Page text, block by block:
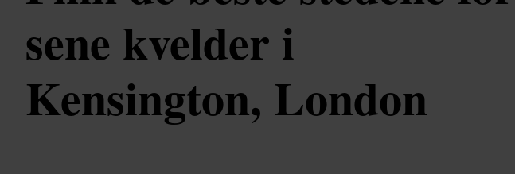
sene kvelder i
Kensington, London